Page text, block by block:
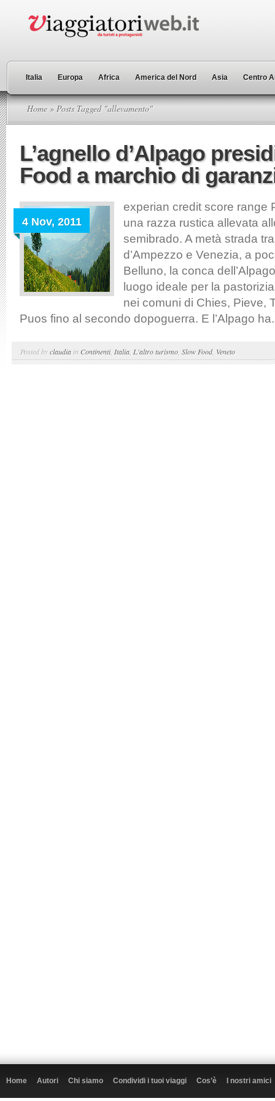
Italia Europa Africa America del Nord Asia Centro
Home » Posts Tagged "allevamento"
L’agnello d’Alpago
Food a marchio di
4 Nov, 2011
experian credit score range
una razza rustica allevata
semibrado. A metà strada
d’Ampezzo e Venezia, a
Belluno, la conca
luogo ideale per la
nei comuni di Chies, Pieve,
Puos fino al secondo dopoguerra. E l’Alpago
Posted byclaudia in Continenti, Italia L'altro turismo Slow Food, Veneto
Home Autori Chi siamo Condividi i tuoi viaggi Cos’è I nostri amici